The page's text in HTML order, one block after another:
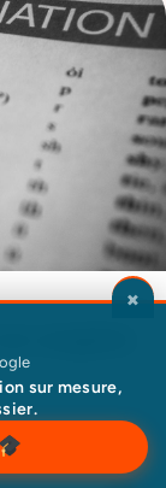
anglais​
sur mesure,
×